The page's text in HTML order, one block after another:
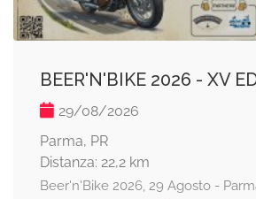
BEER'N'BIKE 2026 - XV
29/08/2026
Parma, PR
Distanza: 22,2 km
Beer'n'Bike 2026, 29 Agosto -